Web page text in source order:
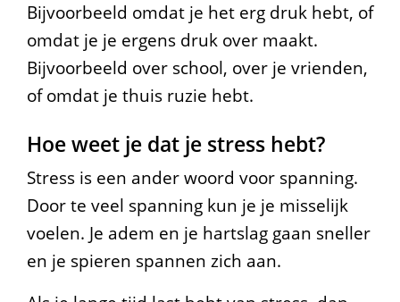
Bijvoorbeeld omdat je het erg druk hebt, of
omdat je je ergens druk over maakt.
Bijvoorbeeld over school, over je vrienden,
of omdat je thuis ruzie hebt.
Hoe weet je dat je stress hebt?
Stress is een ander woord voor spanning.
Door te veel spanning kun je je misselijk
voelen. Je adem en je hartslag gaan sneller
en je spieren spannen zich aan.